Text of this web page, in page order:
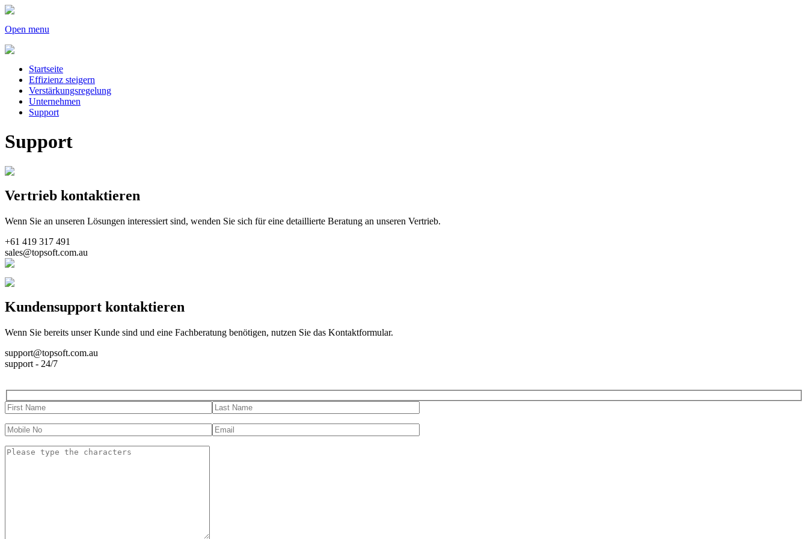
Open menu
Startseite
Effizienz steigern
Verstärkungsregelung
Unternehmen
Support
Support
Vertrieb kontaktieren
Wenn Sie an unseren Lösungen interessiert sind, wenden Sie sich für eine detaillierte Beratung an unseren Vertrieb.
+61 419 317 491
sales@topsoft.com.au
Kundensupport kontaktieren
Wenn Sie bereits unser Kunde sind und eine Fachberatung benötigen, nutzen Sie das Kontaktformular.
support@topsoft.com.au
support - 24/7